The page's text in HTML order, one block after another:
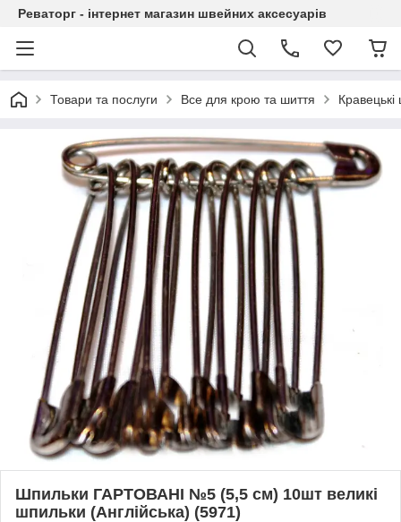
Реваторг - інтернет магазин швейних аксесуарів
Товари та послуги Все для крою та шиття
Шпильки ГАРТОВАНІ №5 (5,5 см) 10шт великі
шпильки (Англійська) (5971)